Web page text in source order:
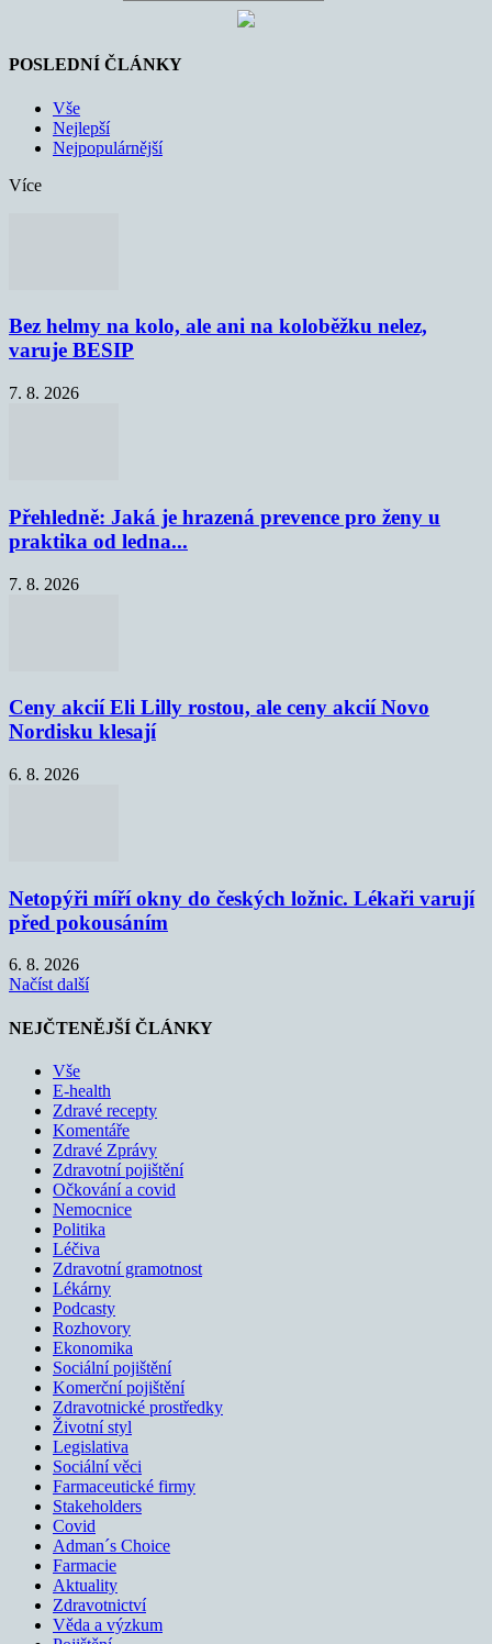
POSLEDNÍ ČLÁNKY
Vše
Nejlepší
Nejpopulárnější
Více
Bez helmy na kolo, ale ani na koloběžku nelez,
varuje BESIP
7. 8. 2026
Přehledně: Jaká je hrazená prevence pro ženy u
praktika od ledna...
7. 8. 2026
Ceny akcií Eli Lilly rostou, ale ceny akcií Novo
Nordisku klesají
6. 8. 2026
Netopýři míří okny do českých ložnic. Lékaři varují
před pokousáním
6. 8. 2026
Načíst další
NEJČTENĚJŠÍ ČLÁNKY
Vše
E-health
Zdravé recepty
Komentáře
Zdravé Zprávy
Zdravotní pojištění
Očkování a covid
Nemocnice
Politika
Léčiva
Zdravotní gramotnost
Lékárny
Podcasty
Rozhovory
Ekonomika
Sociální pojištění
Komerční pojištění
Zdravotnické prostředky
Životní styl
Legislativa
Sociální věci
Farmaceutické firmy
Stakeholders
Covid
Adman´s Choice
Farmacie
Aktuality
Zdravotnictví
Věda a výzkum